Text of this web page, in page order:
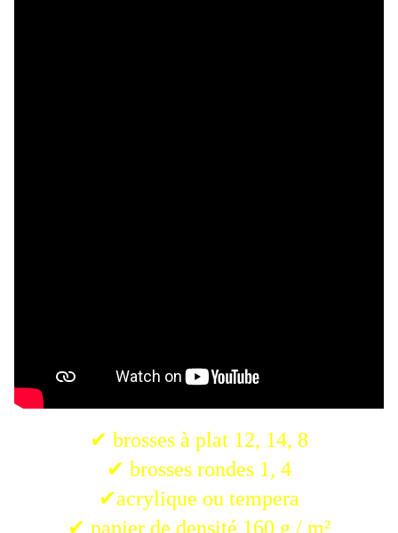
✔ brosses à plat 12, 14, 8
✔ brosses rondes 1, 4
✔acrylique ou tempera
✔ papier de densité 160 g / m²